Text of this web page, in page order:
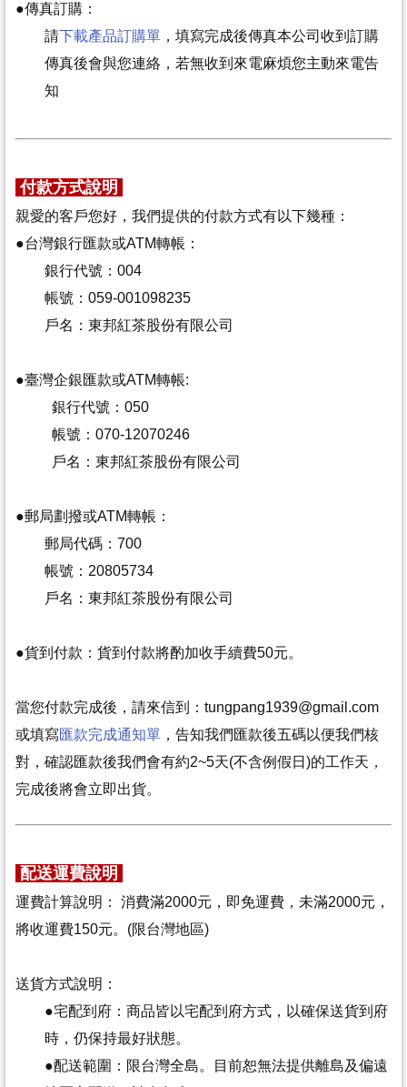
●傳真訂購：
請下載產品訂購單，填寫完成後傳真本公司收到訂購
傳真後會與您連絡，若無收到來電麻煩您主動來電告
知
付款方式說明
親愛的客戶您好，我們提供的付款方式有以下幾種：
●台灣銀行匯款或ATM轉帳：
銀行代號：004
帳號：059-001098235
戶名：東邦紅茶股份有限公司
●臺灣企銀匯款或ATM轉帳:
銀行代號：050
帳號：070-12070246
戶名： 東邦紅茶股份有限公司
●郵局劃撥或ATM轉帳：
郵局代碼：700
帳號 ：20805734
戶名：東邦紅茶股份有限公司
●貨到付款：貨到付款將酌加收手續費50元。
當您付款完成後，請來信到： tungpang1939@gmail.com
或填寫匯款完成通知單，告知我們匯款後五碼以便我們核
對，確認匯款後我們會有約2~5天(不含例假日)的工作天，
完成後將會立即出貨。
配送運費說明
運費計算說明： 消費滿2000元，即免運費，未滿2000元，
將收運費150元。(限台灣地區)
送貨方式說明：
●宅配到府：商品皆以宅配到府方式，以確保送貨到府
時，仍保持最好狀態。
●配送範圍：限台灣全島。目前恕無法提供離島及偏遠